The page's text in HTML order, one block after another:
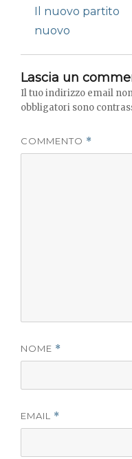
articoli
Previous
post:
Il nuovo partito
nuovo
Lascia un
Il tuo indirizzo email
obbligatori sono
COMMENTO *
NOME *
EMAIL *